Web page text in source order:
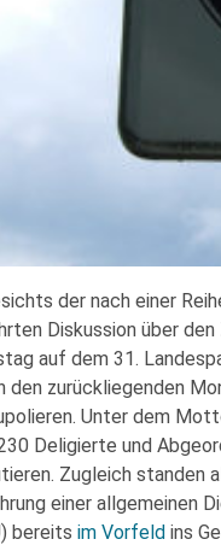
der nach einer
Diskussion über
auf dem 31.
den zurückliegenden
Unter dem
Deligierte und
Zugleich standen
einer allgemeinen
bereits im Vorfeld ins